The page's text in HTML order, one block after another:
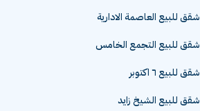
شقق للبيع العاصمة الادارية
شقق للبيع التجمع الخامس
شقق للبيع ٦ اكتوبر
شقق للبيع الشيخ زايد